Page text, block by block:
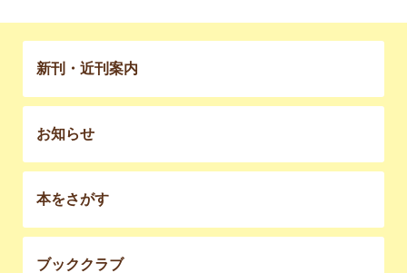
新刊・近刊案内
お知らせ
本をさがす
ブッククラブ